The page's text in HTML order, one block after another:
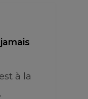
à la